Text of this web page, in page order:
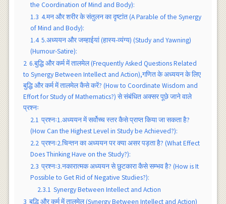
the Coordination of Mind and Body):
1.3 4.मन और शरीर के संतुलन का दृष्टांत (A Parable of the Synergy
of Mind and Body):
1.4 5.अध्ययन और जम्हाईयां (हास्य-व्यंग्य) (Study and Yawning)
(Humour-Satire):
2 6.बुद्धि और कर्म में तालमेल (Frequently Asked Questions Related
to Synergy Between Intellect and Action),गणित के अध्ययन के लिए
बुद्धि और कर्म में तालमेल कैसे करें? (How to Coordinate Wisdom and
Effort for Study of Mathematics?) से संबंधित अक्सर पूछे जाने वाले
प्रश्नः
2.1 प्रश्नः1.अध्ययन में सर्वोच्च स्तर कैसे प्राप्त किया जा सकता है?
(How Can the Highest Level in Study be Achieved?):
2.2 प्रश्नः2.चिन्तन का अध्ययन पर क्या असर पड़ता है? (What Effect
Does Thinking Have on the Study?):
2.3 प्रश्नः3.नकारात्मक अध्ययन से छुटकारा कैसे सम्भव है? (How is It
Possible to Get Rid of Negative Studies?):
2.3.1 Synergy Between Intellect and Action
3 बुद्धि और कर्म में तालमेल (Synergy Between Intellect and Action)